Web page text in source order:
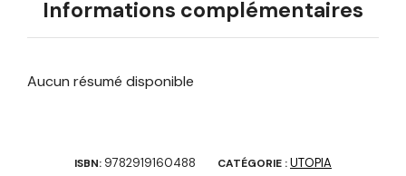
Informations complémentaires
Aucun résumé disponible
ISBN: 9782919160488 CATÉGORIE :UTOPIA